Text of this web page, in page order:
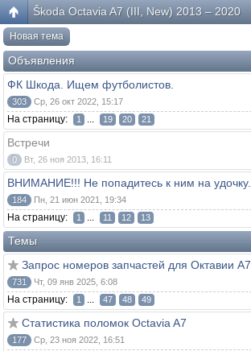
Škoda Octavia A7 (III, New) 2013 – 2020
Новая тема
Объявления
ФК Шкода. Ищем футболистов.
303 Ср, 26 окт 2022, 15:17
На страницу: 1 ... 19 20 21
Встречи
0 Вт, 26 ноя 2013, 16:11
ВНИМАНИЕ!!! Не попадитесь к ним на удочку.
184 Пн, 21 июн 2021, 19:34
На страницу: 1 ... 11 12 13
Темы
Запрос номеров запчастей для Октавии А7
731 Чт, 09 янв 2025, 6:08
На страницу: 1 ... 47 48 49
Статистика поломок Octavia A7
177 Ср, 23 ноя 2022, 16:51